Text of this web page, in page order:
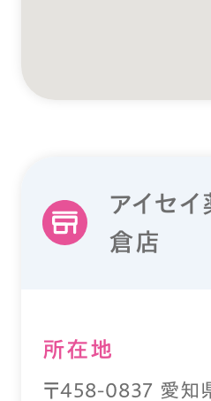
アイセ
倉店
所在地
〒458-0837 愛知